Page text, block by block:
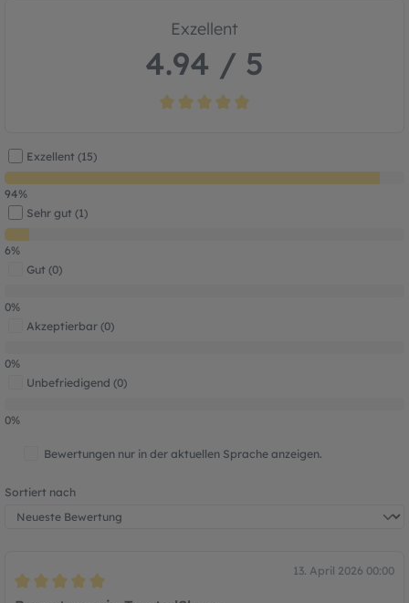
Exzellent
4.94 / 5
Exzellent (15)
94%
Sehr gut (1)
6%
Gut (0)
0%
Akzeptierbar (0)
0%
Unbefriedigend (0)
0%
Bewertungen nur in der aktuellen Sprache anzeigen.
Sortiert nach
13. April 2026 00:00
Bewertung mit 5 von 5 Sternen